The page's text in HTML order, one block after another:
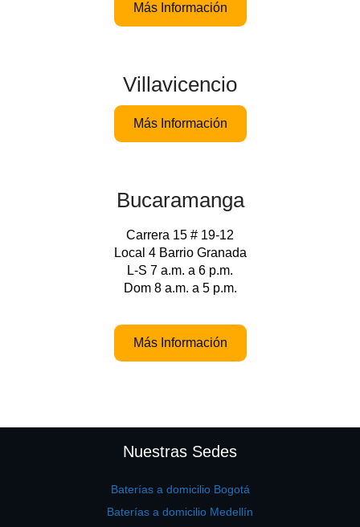
Más Información
Villavicencio
Más Información
Bucaramanga
Carrera 15 # 19-12
Local 4 Barrio Granada
L-S 7 a.m. a 6 p.m.
Dom 8 a.m. a 5 p.m.
Más Información
Nuestras Sedes
Baterías a domicilio Bogotá
Baterías a domicilio Medellín